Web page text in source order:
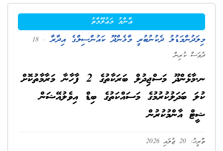
ޢާންމު މަޢުލޫމާތު
މިލަދުންމަޑުލު ދެކުނުބުރީ މާޅެންދޫ ކައުންސިލްގެ އިދާރާ
. 18
ދުވަސް ކުރިން
ނ.މާޅެންދޫ މަސްޖިދުލް ބަރަކާތުގެ 2 ފާހާނާ މަރާމާތުކޮށް
ކުލަ ބަދަލުކުރުމުގެ މަސައްކަތުގެ ބިޑް އިވެލުއޭޝަން
ޝީޓް އާންމުކުރުން
ތާރީޚު: 20 ޖުލައި 2026